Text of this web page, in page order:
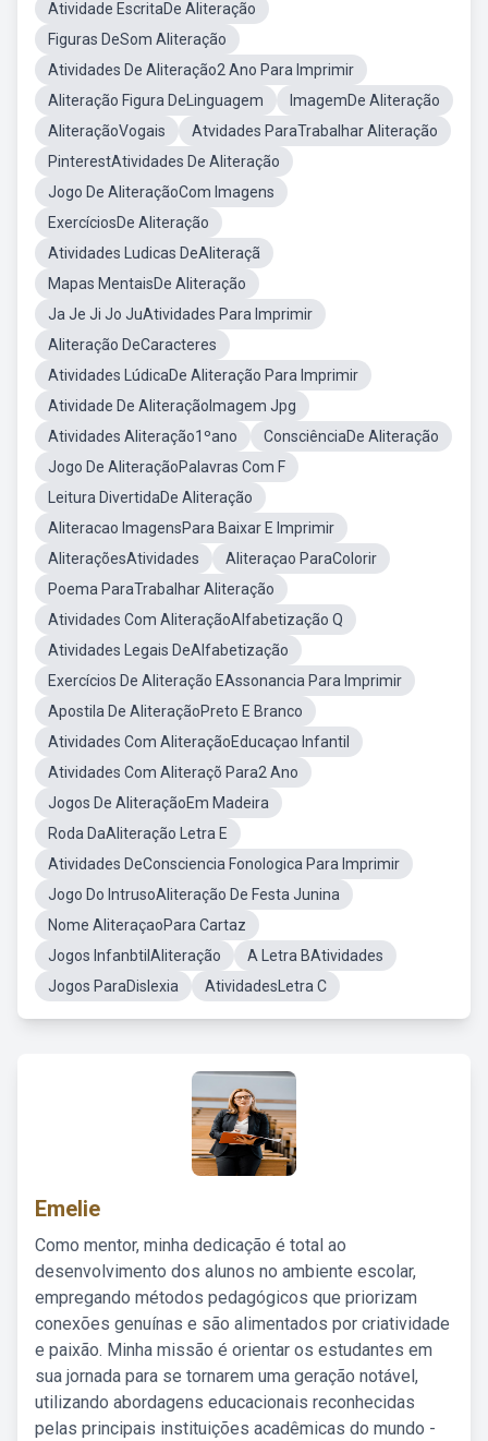
Atividade EscritaDe Aliteração
Figuras DeSom Aliteração
Atividades De Aliteração2 Ano Para Imprimir
Aliteração Figura DeLinguagem
ImagemDe Aliteração
AliteraçãoVogais
Atvidades ParaTrabalhar Aliteração
PinterestAtividades De Aliteração
Jogo De AliteraçãoCom Imagens
ExercíciosDe Aliteração
Atividades Ludicas DeAliteraçã
Mapas MentaisDe Aliteração
Ja Je Ji Jo JuAtividades Para Imprimir
Aliteração DeCaracteres
Atividades LúdicaDe Aliteração Para Imprimir
Atividade De AliteraçãoImagem Jpg
Atividades Aliteração1ºano
ConsciênciaDe Aliteração
Jogo De AliteraçãoPalavras Com F
Leitura DivertidaDe Aliteração
Aliteracao ImagensPara Baixar E Imprimir
AliteraçõesAtividades
Aliteraçao ParaColorir
Poema ParaTrabalhar Aliteração
Atividades Com AliteraçãoAlfabetização Q
Atividades Legais DeAlfabetização
Exercícios De Aliteração EAssonancia Para Imprimir
Apostila De AliteraçãoPreto E Branco
Atividades Com AliteraçãoEducaçao Infantil
Atividades Com Aliteraçõ Para2 Ano
Jogos De AliteraçãoEm Madeira
Roda DaAliteração Letra E
Atividades DeConsciencia Fonologica Para Imprimir
Jogo Do IntrusoAliteração De Festa Junina
Nome AliteraçaoPara Cartaz
Jogos InfanbtilAliteração
A Letra BAtividades
Jogos ParaDislexia
AtividadesLetra C
Emelie
Como mentor, minha dedicação é total ao
desenvolvimento dos alunos no ambiente escolar,
empregando métodos pedagógicos que priorizam
conexões genuínas e são alimentados por criatividade
e paixão. Minha missão é orientar os estudantes em
sua jornada para se tornarem uma geração notável,
utilizando abordagens educacionais reconhecidas
pelas principais instituições acadêmicas do mundo -